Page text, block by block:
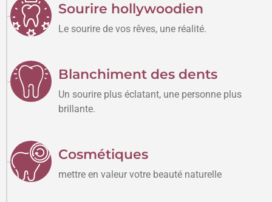
Sourire hollywoodien
Le sourire de vos rêves, une réalité.
Blanchiment des dents
Un sourire plus éclatant, une personne plus
brillante.
Cosmétiques
mettre en valeur votre beauté naturelle